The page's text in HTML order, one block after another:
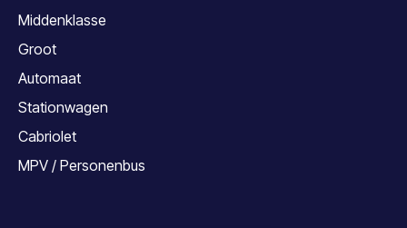
Middenklasse
Groot
Automaat
Stationwagen
Cabriolet
MPV / Personenbus